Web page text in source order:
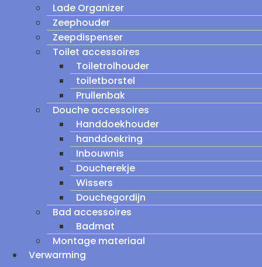
Lade Organizer
Zeephouder
Zeepdispenser
Toilet accessoires
Toiletrolhouder
toiletborstel
Prullenbak
Douche accessoires
Handdoekhouder
handdoekring
Inbouwnis
Doucherekje
Wissers
Douchegordijn
Bad accessoires
Badmat
Montage materiaal
Verwarming